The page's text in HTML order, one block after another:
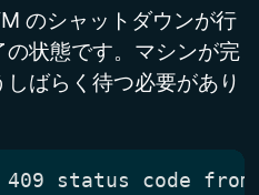
のシャットダウンが行
状態です。マシンが完
ばらく待つ必要があり